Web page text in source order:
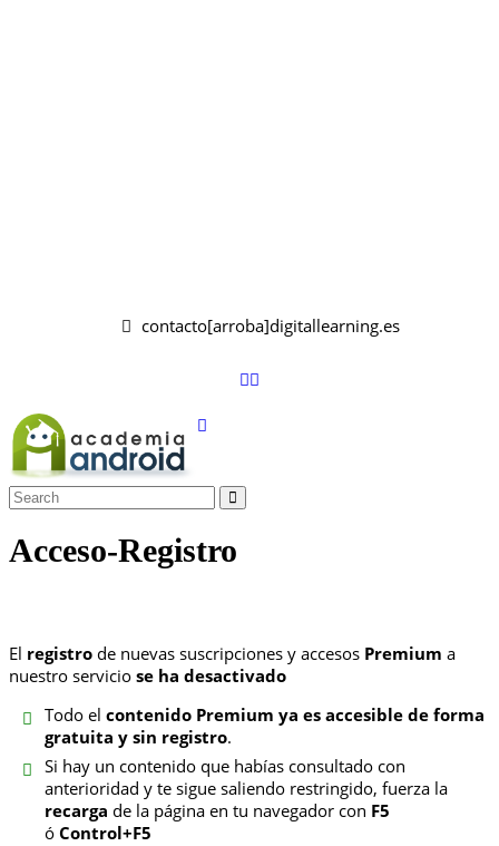
contacto[arroba]digitallearning.es
Acceso-Registro
El registro de nuevas suscripciones y accesos Premium a
nuestro servicio se ha desactivado
Todo elcontenido Premium ya es accesible de forma
gratuita y sin registro.
Si hay un contenido que habías consultado con
anterioridad y te sigue saliendo restringido, fuerza la
recarga de la página en tu navegador con F5
óControl+F5